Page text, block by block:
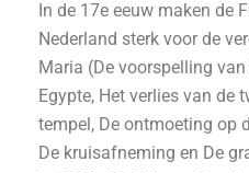
In de 17e eeuw maken de
Nederland sterk voor de
Maria (De voorspelling
Egypte, Het verlies van de
tempel, De ontmoeting op
De kruisafneming en De